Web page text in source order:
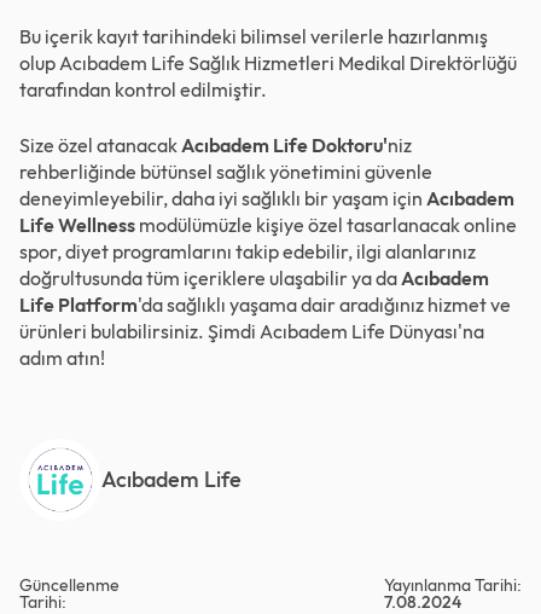
Bu içerik kayıt tarihindeki bilimsel verilerle hazırlanmış
olup Acıbadem Life Sağlık Hizmetleri Medikal Direktörlüğü
tarafından kontrol edilmiştir.
Size özel atanacakAcıbadem Life Doktoru'niz
rehberliğinde bütünsel sağlık yönetimini güvenle
deneyimleyebilir, daha iyi sağlıklı bir yaşam için Acıbadem
Life Wellness modülümüzle kişiye özel tasarlanacak online
spor, diyet programlarını takip edebilir, ilgi alanlarınız
doğrultusunda tüm içeriklere ulaşabilir ya daAcıbadem
Life Platform'da sağlıklı yaşama dair aradığınız hizmet ve
ürünleri bulabilirsiniz. Şimdi Acıbadem Life Dünyası'na
adım atın!
Acıbadem Life
Güncellenme
Tarihi:
Yayınlanma Tarihi:
7.08.2024